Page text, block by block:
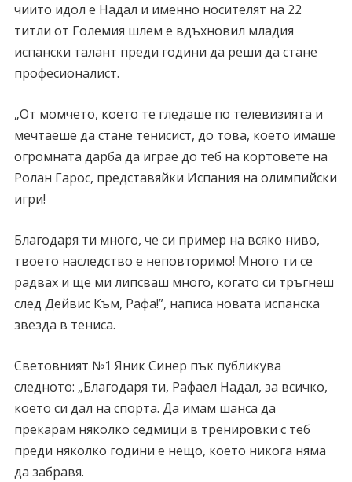
чиито идол е Надал и именно носителят на 22
титли от Големия шлем е вдъхновил младия
испански талант преди години да реши да стане
професионалист.
„От момчето, което те гледаше по телевизията и
мечтаеше да стане тенисист, до това, което имаше
огромната дарба да играе до теб на кортовете на
Ролан Гарос, представяйки Испания на олимпийски
игри!
Благодаря ти много, че си пример на всяко ниво,
твоето наследство е неповторимо! Много ти се
радвах и ще ми липсваш много, когато си тръгнеш
след Дейвис Към, Рафа!”, написа новата испанска
звезда в тениса.
Световният №1 Яник Синер пък публикува
следното: „Благодаря ти, Рафаел Надал, за всичко,
което си дал на спорта. Да имам шанса да
прекарам няколко седмици в тренировки с теб
преди няколко години е нещо, което никога няма
да забравя.